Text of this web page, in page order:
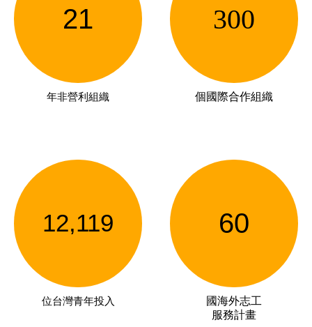
21
年非營利組織
300
個國際合作組織
12,119
位台灣青年投入
60
國海外志工
服務計畫